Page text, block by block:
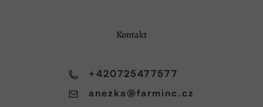
Kontakt
anezka @farminc.cz
+420725477577